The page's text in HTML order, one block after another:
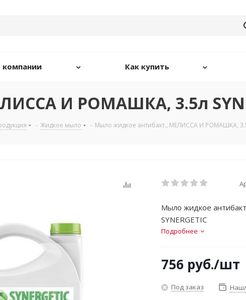
компании Как купить
И РОМАШКА, 3.5л
- Жидкое мыло - Мыло жидкое антибакт., МЕЛИССА И РОМАШКА, 3.5л
Мыло жидкое
SYNERGETIC
Подробнее
756 руб./шт
Под заказ